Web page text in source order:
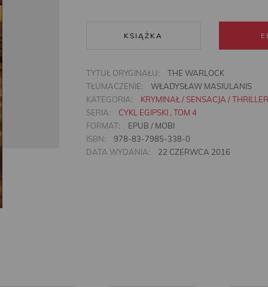
KSIĄŻKA
TYTUŁ ORYGINAŁU:
THE WARLOCK
TŁUMACZENIE:
WŁADYSŁAW MASIULANIS
KATEGORIA:
KRYMINAŁ / SENSACJA / THRILLER
SERIA:
CYKL EGIPSKI , TOM 4
FORMAT:
EPUB / MOBI
ISBN:
978-83-7985-338-0
DATA WYDANIA:
22 CZERWCA 2016